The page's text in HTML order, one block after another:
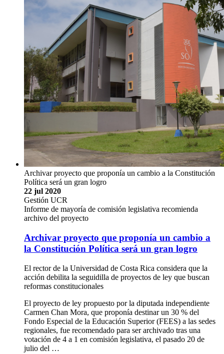
Archivar proyecto que proponía un cambio a la Constitución
Política será un gran logro
22 jul 2020
Gestión UCR
Informe de mayoría de comisión legislativa recomienda
archivo del proyecto
Archivar proyecto que proponía un cambio a
la Constitución Política será un gran logro
El rector de la Universidad de Costa Rica considera que la
acción debilita la seguidilla de proyectos de ley que buscan
reformas constitucionales
El proyecto de ley propuesto por la diputada independiente
Carmen Chan Mora, que proponía destinar un 30 % del
Fondo Especial de la Educación Superior (FEES) a las sedes
regionales, fue recomendado para ser archivado tras una
votación de 4 a 1 en comisión legislativa, el pasado 20 de
julio del …